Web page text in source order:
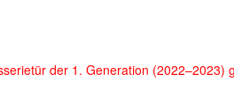
der 1. Generation (2022–2023)